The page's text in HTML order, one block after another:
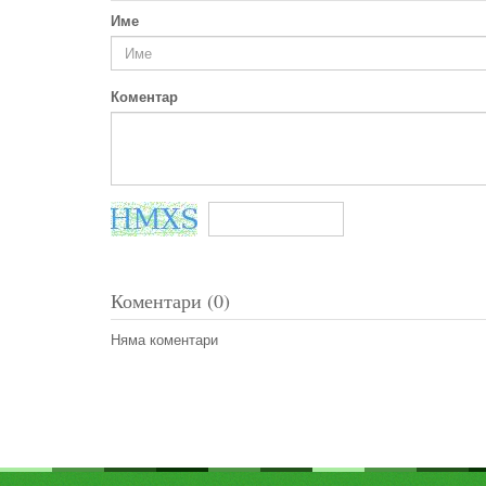
Име
Коментар
Коментари (0)
Няма коментари